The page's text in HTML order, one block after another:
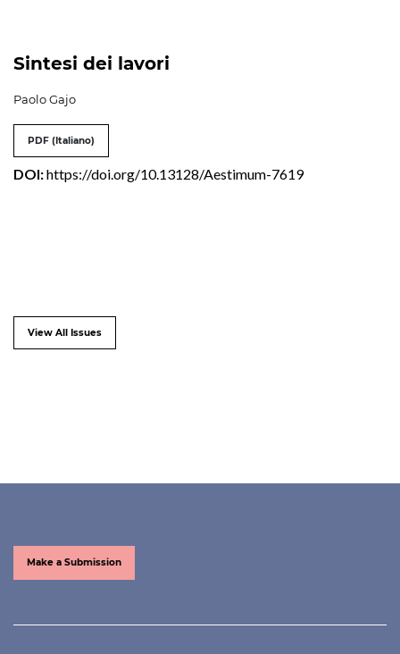
Sintesi dei lavori
Paolo Gajo
PDF (Italiano)
DOI:https://doi.org/10.13128/Aestimum-7619
View All Issues
Make a Submission